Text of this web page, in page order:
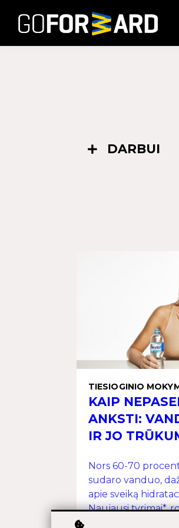
DARBUI
TIESIOGINIO
KAIP
ANKSTI:
IR JO
Nors 60-70
sudaro vanduo,
apie sveiką
Naujausi tyrimai*,